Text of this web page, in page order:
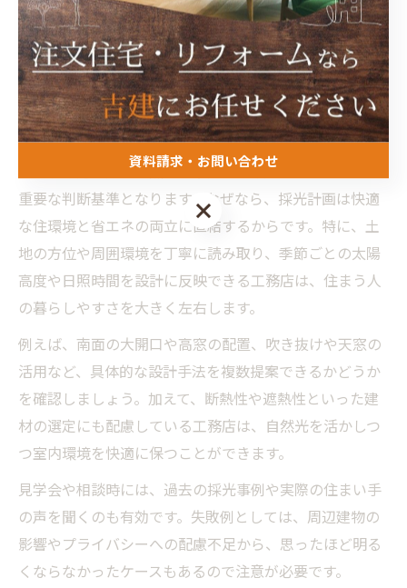
工務店選びで重視したい自然光の
取り入れポイント
工務店選びで注目すべき自然光設計の基準
工務店を選ぶ際、自然光を活用した設計へのこだわりは
重要な判断基準となります。なぜなら、採光計画は快適
な住環境と省エネの両立に直結するからです。特に、土
地の方位や周囲環境を丁寧に読み取り、季節ごとの太陽
高度や日照時間を設計に反映できる工務店は、住まう人
の暮らしやすさを大きく左右します。
例えば、南面の大開口や高窓の配置、吹き抜けや天窓の
活用など、具体的な設計手法を複数提案できるかどうか
を確認しましょう。加えて、断熱性や遮熱性といった建
材の選定にも配慮している工務店は、自然光を活かしつ
つ室内環境を快適に保つことができます。
見学会や相談時には、過去の採光事例や実際の住まい手
の声を聞くのも有効です。失敗例としては、周辺建物の
影響やプライバシーへの配慮不足から、思ったほど明る
くならなかったケースもあるので注意が必要です。
資料請求・お問い合わせ
資料請求・お問い合わせ